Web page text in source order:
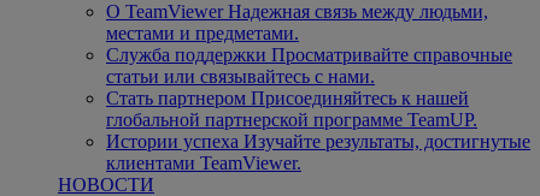
О TeamViewer Надежная связь между людьми,
местами и предметами.
Служба поддержки Просматривайте справочные
статьи или связывайтесь с нами.
Стать партнером Присоединяйтесь к нашей
глобальной партнерской программе TeamUP.
Истории успеха Изучайте результаты, достигнутые
клиентами TeamViewer.
НОВОСТИ